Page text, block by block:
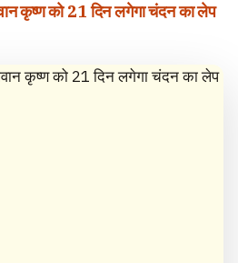
कृष्ण को 21 दिन लगेगा चंदन का लेप